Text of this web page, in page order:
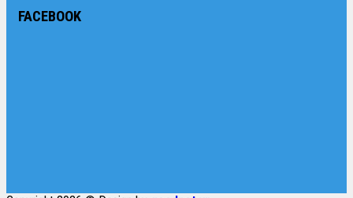
FACEBOOK